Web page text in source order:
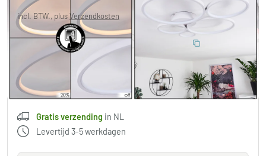
incl. BTW., plusVerzendkosten Gratis verzending in NL
10% BESPAREN
in winkelwagen
Gratis verzending in NL
Levertijd 3-5 werkdagen